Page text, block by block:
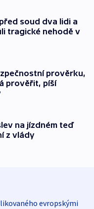
soud dva lidi a
tragické nehodě v
prověrku,
prověřit, píší
na jízdném teď
z vlády
evropskými